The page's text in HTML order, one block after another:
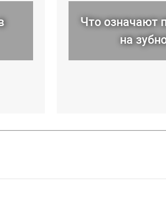
Что означают
на